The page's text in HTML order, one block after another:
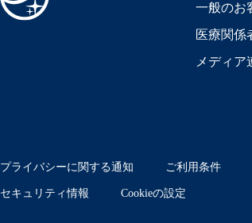
一般のお
医療関係
メディア
プライバシーに関する通知 ご利用条件
セキュリティ情報 Cookieの設定